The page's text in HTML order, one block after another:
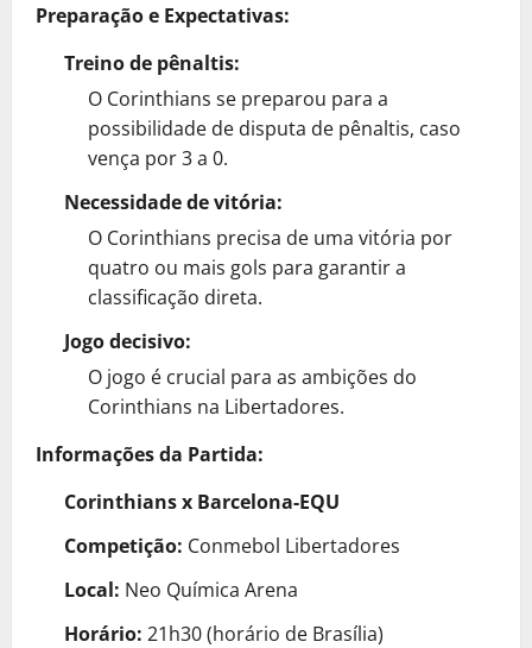
Preparação e Expectativas:
Treino de pênaltis:
O Corinthians se preparou para a
possibilidade de disputa de pênaltis, caso
vença por 3 a 0.
Necessidade de vitória:
O Corinthians precisa de uma vitória por
quatro ou mais gols para garantir a
classificação direta.
Jogo decisivo:
O jogo é crucial para as ambições do
Corinthians na Libertadores.
Informações da Partida:
Corinthians x Barcelona-EQU
Competição: Conmebol Libertadores
Local: Neo Química Arena
Horário: 21h30 (horário de Brasília)